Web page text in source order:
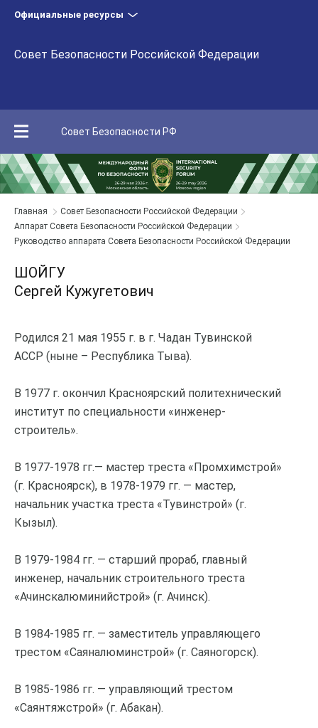
Официальные ресурсы
Совет Безопасности Российской Федерации
Совет Безопасности РФ
Главная
Совет Безопасности Российской Федерации
Аппарат Совета Безопасности Российской Федерации
Руководство аппарата Совета Безопасности Российской Федерации
ШОЙГУ
Сергей Кужугетович
Родился 21 мая 1955 г. в г. Чадан Тувинской
АССР (ныне – Республика Тыва).
В 1977 г. окончил Красноярский политехнический
институт по специальности «инженер-
строитель».
В 1977-1978 гг.— мастер треста «Промхимстрой»
(г. Красноярск), в 1978-1979 гг. — мастер,
начальник участка треста «Тувинстрой» (г.
Кызыл).
В 1979-1984 гг. — старший прораб, главный
инженер, начальник строительного треста
«Ачинскалюминийстрой» (г. Ачинск).
В 1984-1985 гг. — заместитель управляющего
трестом «Саяналюминстрой» (г. Саяногорск).
В 1985-1986 гг. — управляющий трестом
«Саянтяжстрой» (г. Абакан).